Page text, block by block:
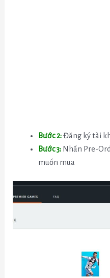
Bước 2:Đăng ký tài
Bước 3:Nhấn Pre-
muốn mua